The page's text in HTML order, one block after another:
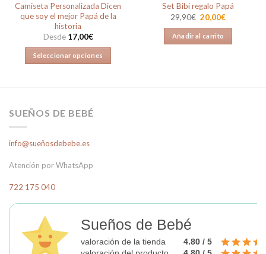
Camiseta Personalizada Dicen
que soy el mejor Papá de la
historia
Desde 17,00€
Seleccionar opciones
múltiples
variantes.
opciones
pueden
la
página
de
producto
Set Bibi regalo Papá
29,90€ El
precio
original
era:
29,90€.
20,00€El
20,00€.
Añadir al carrito
SUEÑOS DE BEBÉ
info@sueñosdebebe.es
Atención por WhatsApp
722 175 040
Sueños de Bebé
valoración de la tienda
4.80 / 5